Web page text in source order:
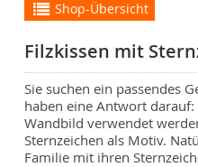
Shop-Übersicht
Filzkissen mit
Sie suchen ein passendes
haben eine Antwort darauf:
Wandbild verwendet
Sternzeichen als Motiv.
Familie mit ihren